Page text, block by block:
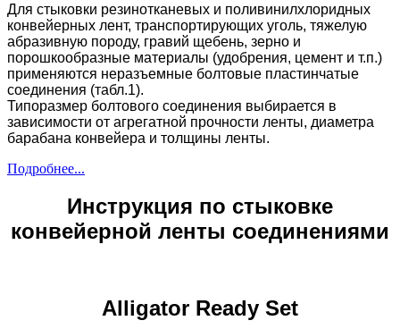
Для стыковки резинотканевых и поливинилхлоридных
конвейерных лент, транспортирующих уголь, тяжелую
абразивную породу, гравий щебень, зерно и
порошкообразные материалы (удобрения, цемент и т.п.)
применяются неразъемные болтовые пластинчатые
соединения (табл.1).
Типоразмер болтового соединения выбирается в
зависимости от агрегатной прочности ленты, диаметра
барабана конвейера и толщины ленты.
Подробнее...
Инструкция по стыковке
конвейерной ленты соединениями
Alligator Ready Set